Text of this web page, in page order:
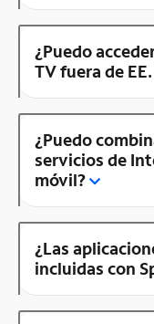
¿Puedo
TV fuera de
¿Puedo
servicios de
móvil?
¿Las
incluidas con